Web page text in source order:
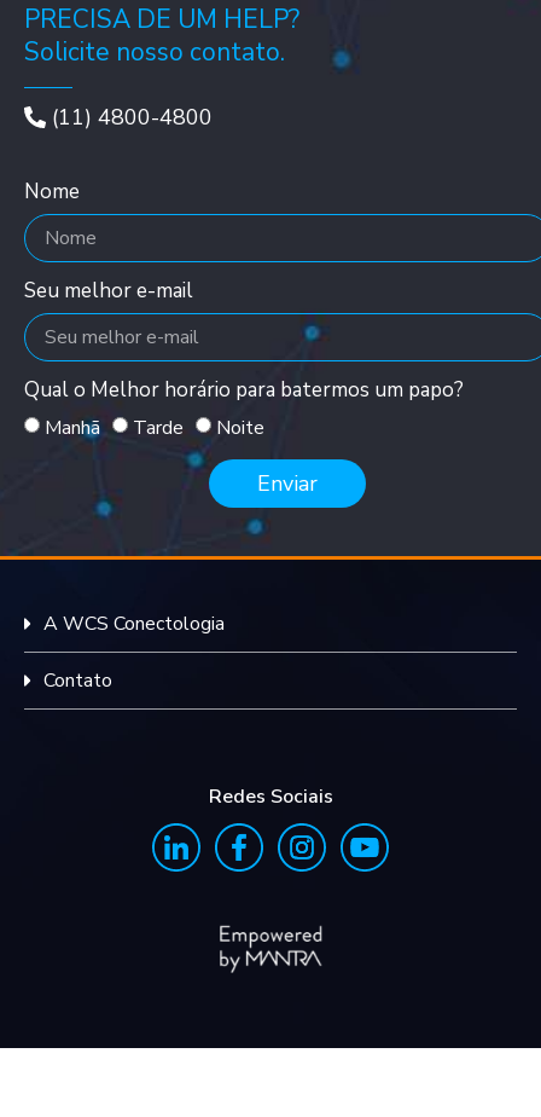
PRECISA DE UM HELP?
Solicite nosso contato.
(11) 4800-4800
Nome
Seu melhor e-mail
Qual o Melhor horário para batermos um papo?
Manhã Tarde Noite
Enviar
A WCS Conectologia
Contato
Redes Sociais